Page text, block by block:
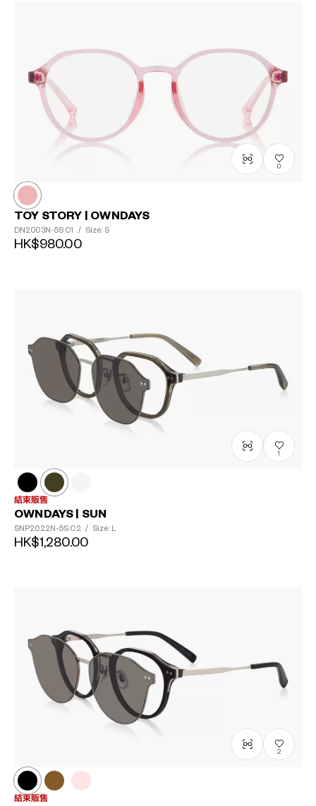
0
TOY STORY | OWNDAYS
DN2003N-5S C1 / Size: S
HK$980.00
1
結束販售
OWNDAYS | SUN
SNP2022N-5S C2 / Size: L
HK$1,280.00
2
結束販售